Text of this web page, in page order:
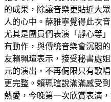
的成果，除讓音樂更貼近大
人的心中。薛雅寧覺得此次
尤其是團員們表演「靜心等
有動作，與傳統音樂會沉悶
友賴珮瑄表示，接受秘書處
元的演出，不再侷限只有歌
更完整。賴珮瑄說滿滿感受
熱愛，今晚第一次欣賞表演